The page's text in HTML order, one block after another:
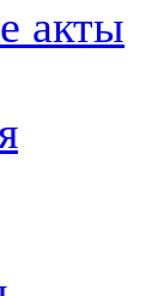
акты